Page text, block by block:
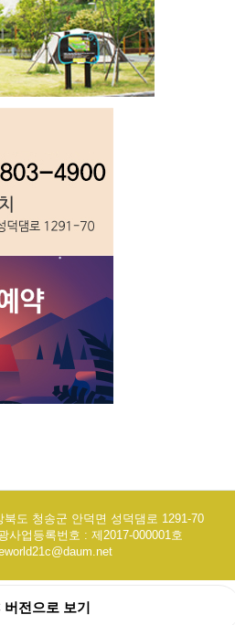
도 청송군 안덕면 성덕댐로 1291-70
사업등록번호 : 제2017-000001호
버전으로 보기